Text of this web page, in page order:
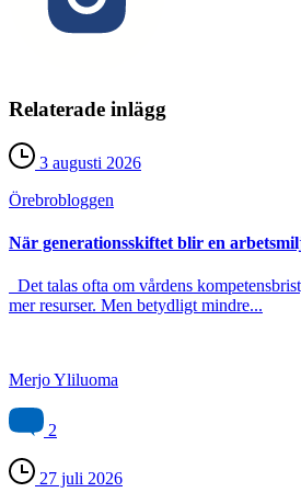
Relaterade inlägg
3 augusti 2026
Örebro­bloggen
När generationsskiftet blir en
Det talas ofta om vårdens
mer resurser. Men betydligt mindre...
Merjo Yliluoma
2
27 juli 2026